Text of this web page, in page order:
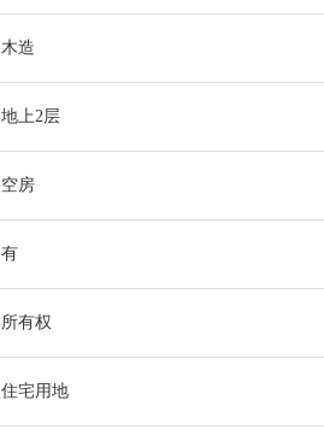
木造
地上2层
空房
有
所有权
住宅用地